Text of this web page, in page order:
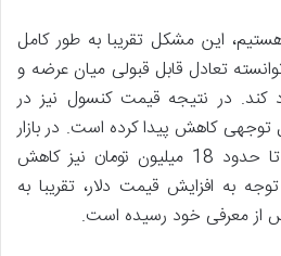
حالا که در سال 2023 هستیم، این مشکل تقریبا به طور کامل
تعادل قابل قبولی میان عرضه و
در نتیجه قیمت کنسول نیز در
توجهی کاهش پیدا کرده است. در بازار
ایران نیز PS5 در مقطعی تا حدود 18 میلیون تومان نیز کاهش
به افزایش قیمت دلار، تقریبا به
از معرفی خود رسیده است.